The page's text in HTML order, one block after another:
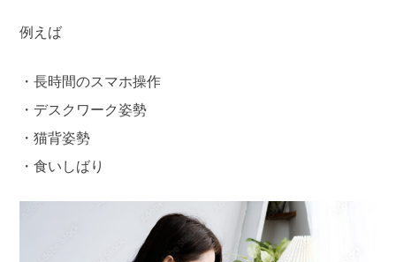
例えば
・長時間のスマホ操作
・デスクワーク姿勢
・猫背姿勢
・食いしばり